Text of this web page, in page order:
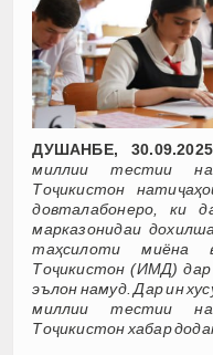
ДУШАНБЕ,
миллии тестии
Тоҷикистон
довталабонеро, ки
марказонидаи
таҳсилоти миёна
Тоҷикистон (ИМД) дар
эълон намуд. Дар ин
миллии тестии
Тоҷикистон хабар